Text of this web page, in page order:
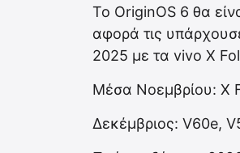
Το OriginOS 6 θα
αφορά τις
2025 με τα vivo X
Μέσα Νοεμβρίου: X
Δεκέμβριος: V60e,